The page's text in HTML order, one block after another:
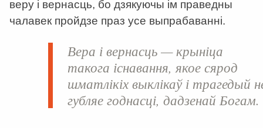
веру і вернасць, бо дзякуючы ім праведны
чалавек пройдзе праз усе выпрабаванні.
Вера і вернасць — крыніца
такога існавання, якое сярод
шматлікіх выклікаў і трагедый
губляе годнасці, дадзенай Богам.